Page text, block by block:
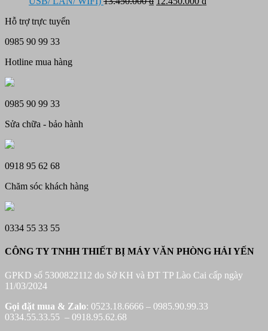
Hỗ trợ trực tuyến
0985 90 99 33
Hotline mua hàng
0985 90 99 33
Sửa chữa - bảo hành
0918 95 62 68
Chăm sóc khách hàng
0334 55 33 55
CÔNG TY TNHH THIẾT BỊ MÁY VĂN PHÒNG HẢI YẾN
GPKD số 5300822112 do Sở KH và ĐT TP Lào Cai cấp ngày
11/03/2024
Gọi đặt mua & Zalo: 0523.18.6666 – 0985.90.99.33
0334.55.33.55 – 0918.95.62.68